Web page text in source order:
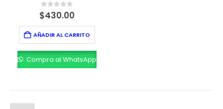
0 out of 5
$430.00
AÑADIR AL CARRITO
Compra al WhatsApp